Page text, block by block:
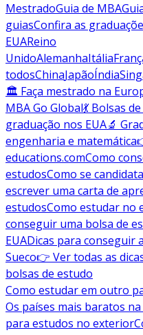
MestradoGuia de MBA
guiasConfira as
EUAReino
UnidoAlemanhaItália
todosChinaJapãoÍndia
🏛 Faça mestrado na
MBA Go Global💃 Bolsas
graduação nos EUA🔬
engenharia e matemática
educations.comComo
estudosComo se
escrever uma carta de
estudosComo estudar no
conseguir uma bolsa de
EUADicas para conseguir
Sueco👉 Ver todas as
bolsas de estudo
Como estudar em outro
Os países mais baratos
para estudos no exterior